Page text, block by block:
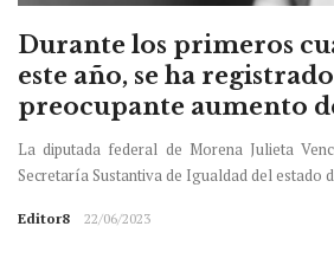
Durante los primeros
este año, se ha
preocupante aumento
La diputada federal de Morena Julieta
Secretaría Sustantiva de Igualdad del estado
Editor8 22/06/2023